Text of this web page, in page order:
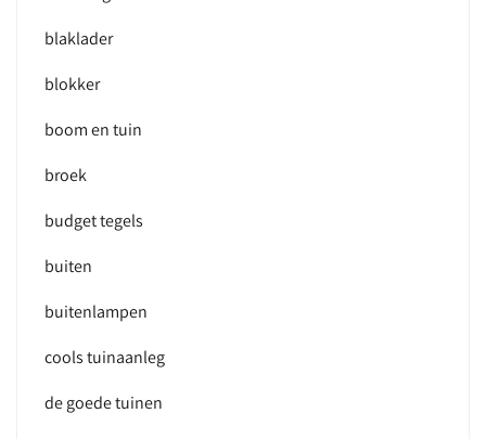
blaklader
blokker
boom en tuin
broek
budget tegels
buiten
buitenlampen
cools tuinaanleg
de goede tuinen